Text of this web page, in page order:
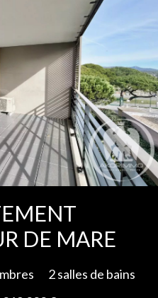
DE MARE
2 salles de bains